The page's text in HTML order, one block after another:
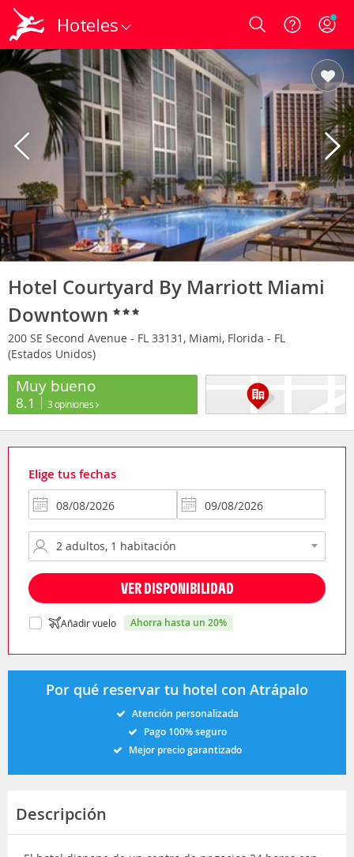
Hoteles Login
Hotel Courtyard By Marriott Miami
Downtown
200 SE Second Avenue - FL 33131, Miami, Florida - FL
(Estados Unidos)
Muy bueno
8.1 3 opiniones
Elige tus fechas
VER DISPONIBILIDAD
Añadir vuelo ahorra hasta un 20%
Por qué reservar tu hotel con Atrápalo
Atención personalizada
Pago 100% seguro
Mejor precio garantizado
Descripción